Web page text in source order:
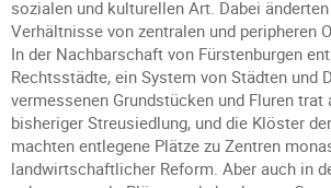
sozialen und kulturellen Art. Dabei
Verhältnisse von zentralen und peripheren
In der Nachbarschaft von Fürstenburgen
Rechtsstädte, ein System von Städten und
vermessenen Grundstücken und Fluren trat
bisheriger Streusiedlung, und die Klöster
machten entlegene Plätze zu Zentren
landwirtschaftlicher Reform. Aber auch in